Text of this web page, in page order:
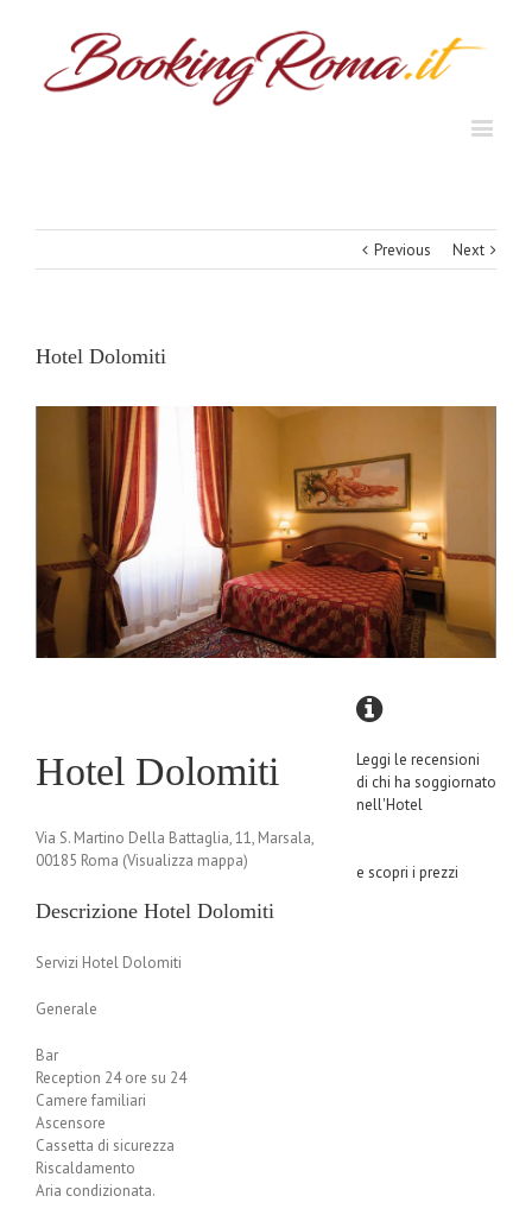
Previous Next
Hotel Dolomiti
Leggi le recensioni
di chi ha soggiornato
nell'Hotel
e scopri i prezzi
Hotel Dolomiti
Via S. Martino Della Battaglia, 11, Marsala,
00185 Roma (Visualizza mappa)
Descrizione Hotel Dolomiti
Servizi Hotel Dolomiti
Generale
Bar
Reception 24 ore su 24
Camere familiari
Ascensore
Cassetta di sicurezza
Riscaldamento
Aria condizionata.